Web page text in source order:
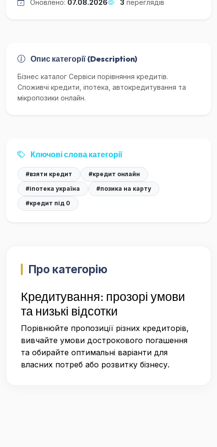
Оновлено: 07.08.2026 3 переглядів
Опис категорії (Description)
Бізнес каталог Сервіси порівняння кредитів.
Споживчі кредити, іпотека, автокредитування та
мікропозики онлайн.
Ключові слова категорії
#взяти кредит
#кредит онлайн
#іпотека україна
#позика на карту
#кредит під 0
Про категорію
Кредитування: прозорі умови
та низькі відсотки
Порівнюйте пропозиції різних кредиторів,
вивчайте умови дострокового погашення
та обирайте оптимальні варіанти для
власних потреб або розвитку бізнесу.